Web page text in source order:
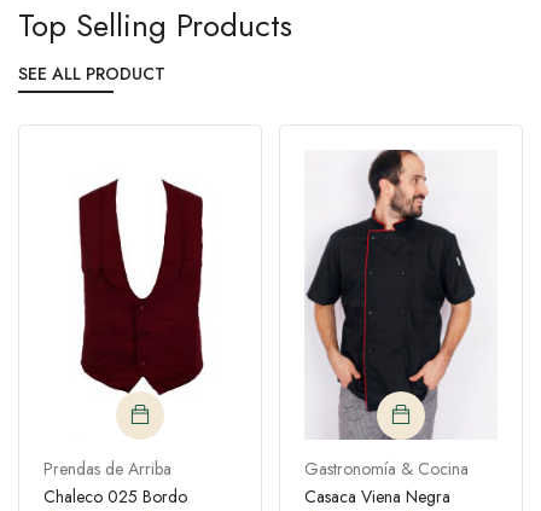
Top Selling Products
SEE ALL PRODUCT
Prendas de Arriba
Chaleco 025 Bordo
Gastronomía & Cocina
Casaca Viena Negra